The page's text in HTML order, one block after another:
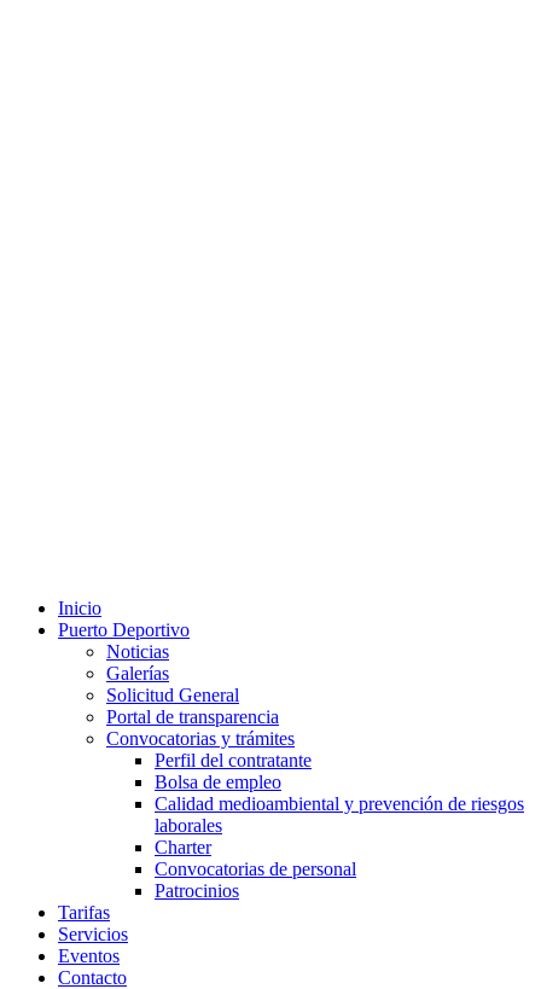
Inicio
Puerto Deportivo
Noticias
Galerías
Solicitud General
Portal de transparencia
Convocatorias y trámites
Perfil del contratante
Bolsa de empleo
Calidad medioambiental y prevención de riesgos
laborales
Charter
Convocatorias de personal
Patrocinios
Tarifas
Servicios
Eventos
Contacto